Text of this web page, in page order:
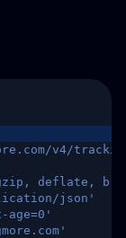
v4/trackings/
gzip, deflate,
json'
age=0'